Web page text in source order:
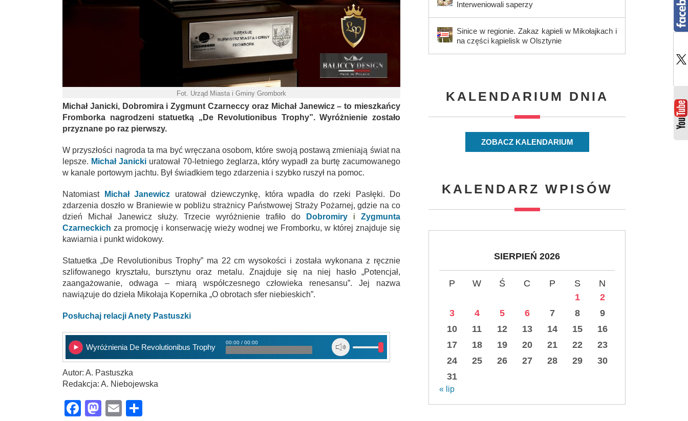
Fot. Urząd Miasta i Gminy Grombork
Michał Janicki, Dobromira i Zygmunt Czarneccy oraz Michał Janewicz – to mieszkańcy
Fromborka nagrodzeni statuetką „De Revolutionibus Trophy”.Wyróżnienie zostało
przyznane po raz pierwszy.
W przyszłości nagroda ta ma być wręczana osobom, które swoją postawą zmieniają świat na
lepsze. Michał Janickiuratował 70-letniego żeglarza, który wypadł za burtę zacumowanego
w kanale portowym jachtu. Był świadkiem tego zdarzenia i szybko ruszył na pomoc.
Natomiast Michał Janewicz
uratował dziewczynkę, która wpadła do rzeki Pasłęki. Do
zdarzenia doszło w Braniewie w pobliżu strażnicy Państwowej Straży Pożarnej, gdzie na co
dzień Michał Janewicz służy. Trzecie wyróżnienie trafiło do
Dobromiry i Zygmunta
Czarneckich za promocję i konserwację wieży wodnej we Fromborku, w której znajduje się
kawiarnia i punkt widokowy.
Statuetka „De Revolutionibus Trophy” ma 22 cm wysokości i została wykonana z ręcznie
szlifowanego kryształu, bursztynu oraz metalu. Znajduje się na niej hasło „Potencjał,
zaangażowanie, odwaga – miarą współczesnego człowieka renesansu”. Jej nazwa
nawiązuje do dzieła Mikołaja Kopernika „O obrotach sfer niebieskich”.
Posłuchaj relacji Anety Pastuszki
Wyróżnienia De Revolutionibus Trophy
00:00 / 00:00
Autor: A. Pastuszka
Redakcja: A. Niebojewska
Facebook
Mastodon
Email
Interweniowali saperzy
Sinice w regionie. Zakaz kąpieli w Mikołajkach i
na części kąpielisk w Olsztynie
KALENDARIUM DNIA
ZOBACZ KALENDARIUM
KALENDARZ WPISÓW
SIERPIEŃ 2026
P W Ś C P S
N
1
2
3
4 5 6 7 8
9
10
11 12 13 14 15
16
17
18 19 20 21 22
23
24
25 26 27 28 29
30
31
« lip